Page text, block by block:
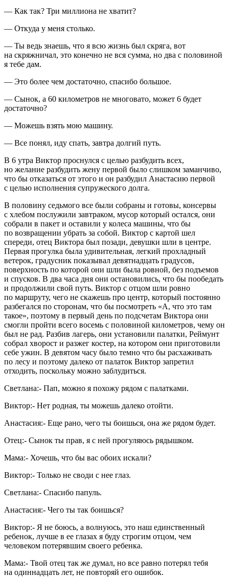
— Как так? Три миллиона не хватит?
— Откуда у меня столько.
— Ты ведь знаешь, что я всю жизнь был скряга, вот
на скряжничал, это конечно не вся сумма, но два с половиной
я тебе дам.
— Это более чем достаточно, спасибо большое.
— Сынок, а 60 километров не многовато, может 6 будет
достаточно?
— Можешь взять мою машину.
— Все понял, иду спать, завтра долгий путь.
В 6 утра Виктор проснулся с целью разбудить всех,
но желание разбудить жену первой было слишком заманчиво,
что бы отказаться от этого и он разбудил Анастасию первой
с целью исполнения супружеского долга.
В половину седьмого все были собраны и готовы, консервы
с хлебом послужили завтраком, мусор который остался, они
собрали в пакет и оставили у колеса машины, что бы
по возвращении убрать за собой. Виктор с картой шел
спереди, отец Виктора был позади, девушки шли в центре.
Первая прогулка была удивительная, легкий прохладный
ветерок, градусник показывал девятнадцать градусов,
поверхность по которой они шли была ровной, без подъемов
и спусков. В два часа дня они остановились, что бы пообедать
и продолжили свой путь. Виктор с отцом шли ровно
по маршруту, чего не скажешь про центр, который постоянно
разбегался по сторонам, что бы посмотреть «А, что это там
такое», поэтому в первый день по подсчетам Виктора они
смогли пройти всего восемь с половиной километров, чему он
был не рад. Разбив лагерь, они установили палатки, Реймунт
собрал хворост и разжег костер, на котором они приготовили
себе ужин. В девятом часу было темно что бы расхаживать
по лесу и поэтому далеко от палаток Виктор запретил
отходить, поскольку можно заблудиться.
Светлана:- Пап, можно я похожу рядом с палатками.
Виктор:- Нет родная, ты можешь далеко отойти.
Анастасия:- Еще рано, чего ты боишься, она же рядом будет.
Отец:- Сынок ты прав, я с ней прогуляюсь рядышком.
Мама:- Хочешь, что бы вас обоих искали?
Виктор:- Только не своди с нее глаз.
Светлана:- Спасибо папуль.
Анастасия:- Чего ты так боишься?
Виктор:- Я не боюсь, а волнуюсь, это наш единственный
ребенок, лучше в ее глазах я буду строгим отцом, чем
человеком потерявшим своего ребенка.
Мама:- Твой отец так же думал, но все равно потерял тебя
на одиннадцать лет, не повторяй его ошибок.